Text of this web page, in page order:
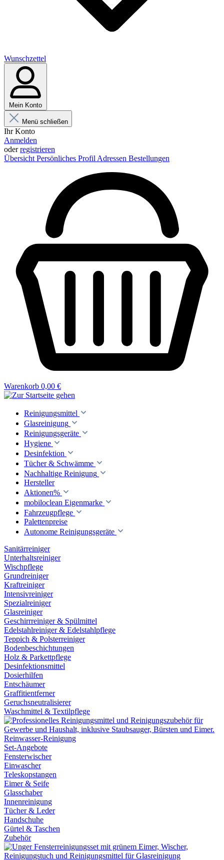
Wunschzettel
Mein Konto
Menü schließen
Ihr Konto
Anmelden
oderregistrieren
Übersicht Persönliches Profil Adressen Bestellungen
Warenkorb 0,00 €
Reinigungsmittel
Glasreinigung
Reinigungsgeräte
Hygiene
Desinfektion
Tücher & Schwämme
Nachhaltige Reinigung
Hersteller
Aktionen%
mobiloclean Eigenmarke
Fahrzeugpflege
Palettenpreise
Autonome Reinigungsgeräte
Sanitärreiniger
Unterhaltsreiniger
Wischpflege
Grundreiniger
Kraftreiniger
Intensivreiniger
Spezialreiniger
Glasreiniger
Geschirrreiniger & Spülmittel
Edelstahlreiniger & Edelstahlpflege
Teppich & Polsterreiniger
Bodenbeschichtungen
Holz & Parkettpflege
Desinfektionsmittel
Dosierhilfen
Entschäumer
Graffitientferner
Geruchsneutralisierer
Waschmittel & Textilpflege
Reinwasser-Reinigung
Set-Angebote
Fensterwischer
Einwascher
Teleskopstangen
Eimer & Seife
Glasschaber
Innenreinigung
Tücher & Leder
Handschuhe
Gürtel & Taschen
Zubehör